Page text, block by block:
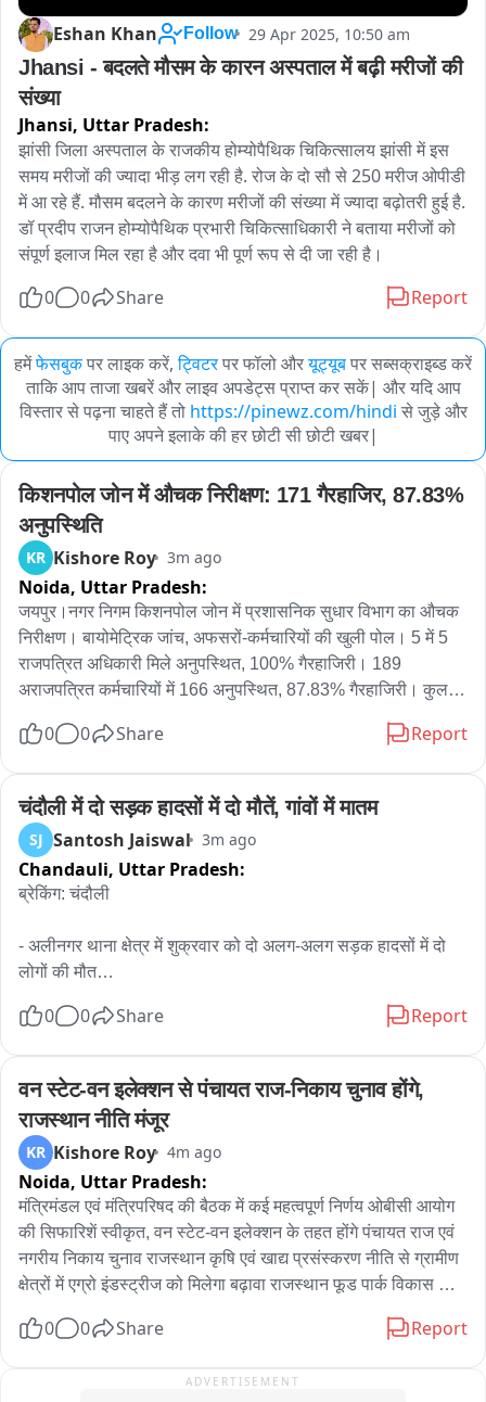
Eshan Khan Follow 29 Apr 2025, 10:50 am
Jhansi - बदलते मौसम के कारन अस्पताल में बढ़ी मरीजों की
संख्या
Jhansi, Uttar Pradesh:
झांसी जिला अस्पताल के राजकीय होम्योपैथिक चिकित्सालय झांसी में इस
समय मरीजों की ज्यादा भीड़ लग रही है. रोज के दो सौ से 250 मरीज ओपीडी
में आ रहे हैं. मौसम बदलने के कारण मरीजों की संख्या में ज्यादा बढ़ोतरी हुई है.
डॉ प्रदीप राजन होम्योपैथिक प्रभारी चिकित्साधिकारी ने बताया मरीजों को
संपूर्ण इलाज मिल रहा है और दवा भी पूर्ण रूप से दी जा रही है।
0
0 Share Report
हमेंफेसबुकपर लाइक करें, ट्विटरपर फॉलो औरयूट्यूबपर सब्सक्राइब्ड करें
ताकि आप ताजा खबरें और लाइव अपडेट्स प्राप्त कर सकें| और यदि आप
विस्तार से पढ़ना चाहते हैं तो https://pinewz.com/hindi से जुड़े और
पाए अपने इलाके की हर छोटी सी छोटी खबर|
किशनपोल जोन में औचक निरीक्षण: 171 गैरहाजिर, 87.83%
अनुपस्थिति
KR Kishore Roy 3m ago
Noida, Uttar Pradesh:
जयपुर।नगर निगम किशनपोल जोन में प्रशासनिक सुधार विभाग का औचक
निरीक्षण। बायोमेट्रिक जांच, अफसरों-कर्मचारियों की खुली पोल। 5 में 5
राजपत्रित अधिकारी मिले अनुपस्थित, 100% गैरहाजिरी। 189
अराजपत्रित कर्मचारियों में 166 अनुपस्थित, 87.83% गैरहाजिरी। कुल
दल ने कई शाखाओं और कमरों का किया भौतिक सत्यापन। अनुपस्थित
स्तरीय निरीक्षण दल ने उच्च स्तर पर रिपोर्ट भेजने की कही बात।
0 0 Share Report
चंदौली में दो सड़क हादसों में दो मौतें, गांवों में मातम
SJ Santosh Jaiswal 3m ago
Chandauli, Uttar Pradesh:
ब्रेकिंग: चंदौली
- अलीनगर थाना क्षेत्र में शुक्रवार को दो अलग-अलग सड़क हादसों में दो
लोगों की मौत
- पचफेड़वा के समीप अज्ञात वाहन ने ऑटो में मारी जोरदार टक्कर
- हादसे में ऑटो सवार चंद्रशेखर गंभीर रूप से हुआ था घायल
- वाराणसी ट्रामा सेंटर में इलाज के दौरान चंद्रशेखर की हुई मौत
- मृतक चंद्रशेखर सकलडीहा क्षेत्र के विशुनपुरा गांव का था निवासी
- वहीं रेमा मोड़ के समीप अनियंत्रित ट्रक ने बाइक सवार को रौंदा
- हादसे में धमीना गांव निवासी विजेंद्र यादव (30) की हुई मौत
- सूचना पर पहुंची पुलिस ने दोनों मामलों में शव कब्जे में लिया
- दोनों शवों को पोस्टमार्टम के लिए भेजकर पुलिस जांच में जुटी
0 0 Share Report
वन स्टेट-वन इलेक्शन से पंचायत राज-निकाय चुनाव होंगे,
राजस्थान नीति मंजूर
KR Kishore Roy 4m ago
Noida, Uttar Pradesh:
मंत्रिमंडल एवं मंत्रिपरिषद की बैठक में कई महत्वपूर्ण निर्णय ओबीसी आयोग
की सिफारिशें स्वीकृत, वन स्टेट-वन इलेक्शन के तहत होंगे पंचायत राज एवं
नगरीय निकाय चुनाव राजस्थान कृषि एवं खाद्य प्रसंस्करण नीति से ग्रामीण
क्षेत्रों में एग्रो इंडस्ट्रीज को मिलेगा बढ़ावा राजस्थान फूड पार्क विकास नीति
रोडमैप तैयार श्रम कल्याण की बड़ी पहल, काम के घण्टे हुए तय, साल में 2
के लिए शुरू होगी लॉटरी प्रक्रिया Bराजस्थान कृषि एवं खाद्य प्रसंस्करण
0 0 Share Report
ADVERTISEMENT